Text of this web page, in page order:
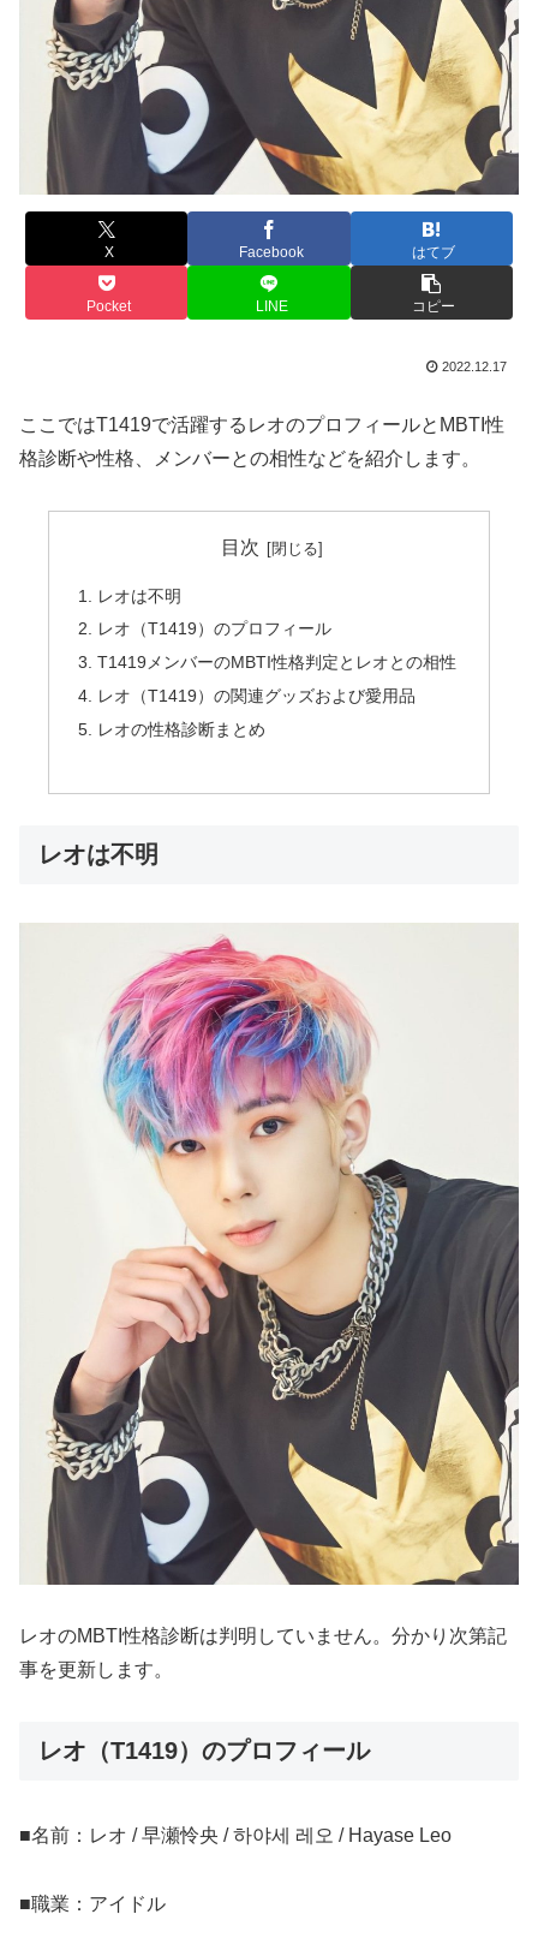
X Facebook はてブ
Pocket LINE コピー
2022.12.17
ここではT1419で活躍するレオのプロフィールとMBTI性
格診断や性格、メンバーとの相性などを紹介します。
目次
レオは不明
レオ（T1419）のプロフィール
T1419メンバーのMBTI性格判定とレオとの相性
レオ（T1419）の関連グッズおよび愛用品
レオの性格診断まとめ
レオは不明
レオのMBTI性格診断は判明していません。分かり次第記
事を更新します。
レオ（T1419）のプロフィール
■名前：レオ / 早瀬怜央 / 하야세 레오 / Hayase Leo
■職業：アイドル